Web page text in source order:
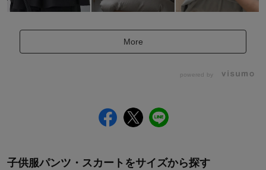
More
powered by
子供服パンツ・スカートをサイズから探す